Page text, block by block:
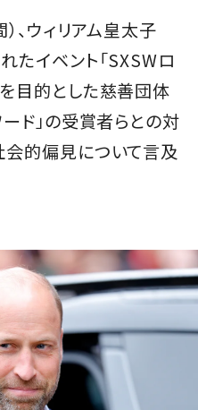
ッププログラム
能と特典を無料で楽し
、ウィリアム皇太子
たイベント「SXSWロ
目的とした慈善団体
ード」の受賞者らとの対
会的偏見について言及